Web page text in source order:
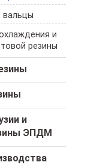
вальцы
и
резины
и
ЭПДМ